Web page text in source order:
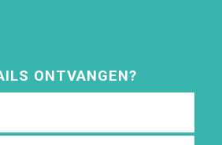
ONTVANGEN?